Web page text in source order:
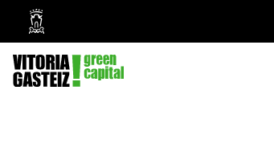
Vitoria-
Gasteizko
Udala